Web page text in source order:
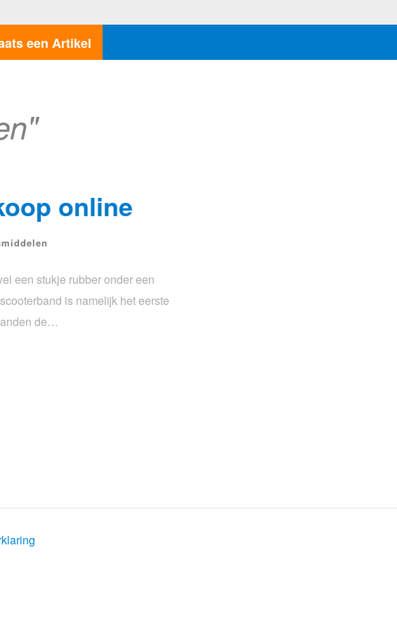
een Artikel
online
een stukje rubber onder een
is namelijk het eerste
de…